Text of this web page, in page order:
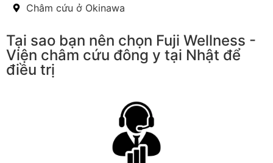
Châm cứu ở Okinawa
Tại sao bạn nên chọn Fuji Wellness -
Viện châm cứu đông y tại Nhật để
điều trị